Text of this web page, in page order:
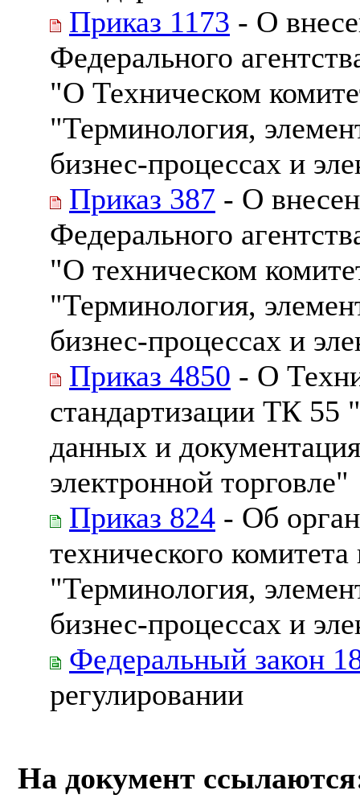
Приказ 1173 - О
Федерального
"О Техническом
"Терминология,
бизнес-процессах и
Приказ 387 - О
Федерального
"О техническом
"Терминология,
бизнес-процессах и
Приказ 4850 - О
стандартизации ТК 55
данных и
электронной торговле"
Приказ 824 - Об
технического
"Терминология,
бизнес-процессах и
Федеральный закон
регулировании
На документ